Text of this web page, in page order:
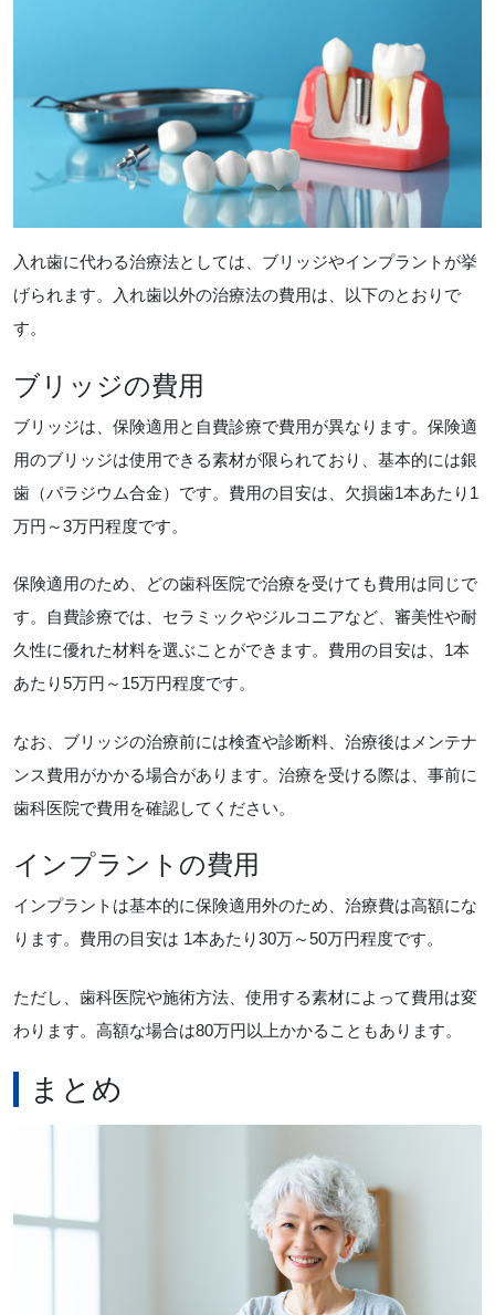
入れ歯に代わる治療法としては、ブリッジやインプラントが挙
げられます。入れ歯以外の治療法の費用は、以下のとおりで
す。
ブリッジの費用
ブリッジは、保険適用と自費診療で費用が異なります。保険適
用のブリッジは使用できる素材が限られており、基本的には銀
歯（パラジウム合金）です。費用の目安は、欠損歯1本あたり1
万円～3万円程度です。
保険適用のため、どの歯科医院で治療を受けても費用は同じで
す。自費診療では、セラミックやジルコニアなど、審美性や耐
久性に優れた材料を選ぶことができます。費用の目安は、1本
あたり5万円～15万円程度です。
なお、ブリッジの治療前には検査や診断料、治療後はメンテナ
ンス費用がかかる場合があります。治療を受ける際は、事前に
歯科医院で費用を確認してください。
インプラントの費用
インプラントは基本的に保険適用外のため、治療費は高額にな
ります。費用の目安は 1本あたり30万～50万円程度です。
ただし、歯科医院や施術方法、使用する素材によって費用は変
わります。高額な場合は80万円以上かかることもあります。
まとめ